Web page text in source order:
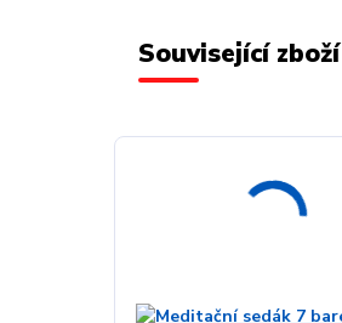
Související zboží